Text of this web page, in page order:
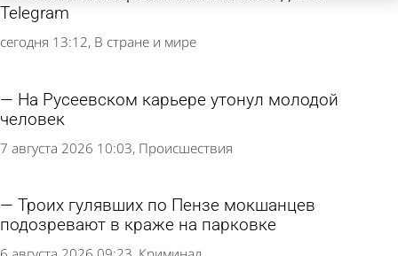
Telegram
сегодня 13:12 В стране и мире
На Русеевском карьере утонул молодой
человек
7 августа 2026 10:03 Происшествия
Троих гулявших по Пензе мокшанцев
подозревают в краже на парковке